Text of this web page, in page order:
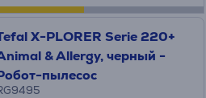
X-PLORER Serie 220+
& Allergy, черный -
пылесос